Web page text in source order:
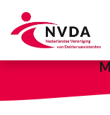
cvrm